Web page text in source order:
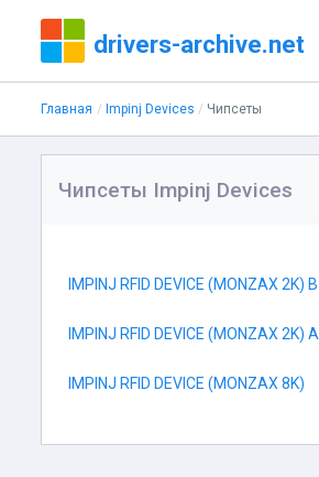
drivers-archive.net
Главная Impinj Devices Чипсеты
Чипсеты Impinj Devices
IMPINJ RFID DEVICE (MONZAX 2K) B
IMPINJ RFID DEVICE (MONZAX 2K) A
IMPINJ RFID DEVICE (MONZAX 8K)